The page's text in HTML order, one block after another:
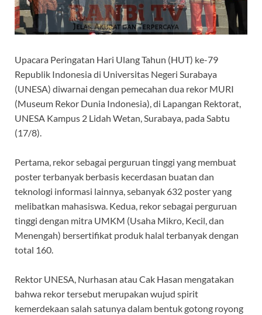
Upacara Peringatan Hari Ulang Tahun (HUT) ke-79
Republik Indonesia di Universitas Negeri Surabaya
(UNESA) diwarnai dengan pemecahan dua rekor MURI
(Museum Rekor Dunia Indonesia), di Lapangan Rektorat,
UNESA Kampus 2 Lidah Wetan, Surabaya, pada Sabtu
(17/8).
Pertama, rekor sebagai perguruan tinggi yang membuat
poster terbanyak berbasis kecerdasan buatan dan
teknologi informasi lainnya, sebanyak 632 poster yang
melibatkan mahasiswa. Kedua, rekor sebagai perguruan
tinggi dengan mitra UMKM (Usaha Mikro, Kecil, dan
Menengah) bersertifikat produk halal terbanyak dengan
total 160.
Rektor UNESA, Nurhasan atau Cak Hasan mengatakan
bahwa rekor tersebut merupakan wujud spirit
kemerdekaan salah satunya dalam bentuk gotong royong